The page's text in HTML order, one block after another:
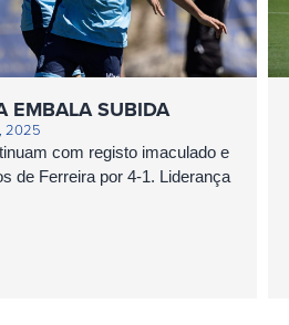
EMBALA SUBIDA
2025
com registo imaculado e
de Ferreira por 4-1. Liderança